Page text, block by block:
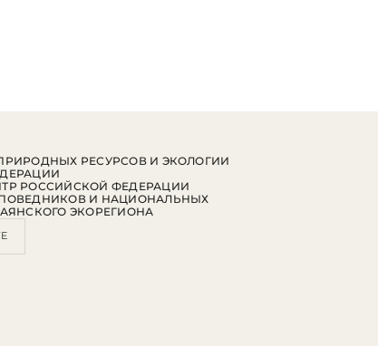
РЕСУРСОВ И ЭКОЛОГИИ
РОССИЙСКОЙ ФЕДЕРАЦИИ
И НАЦИОНАЛЬНЫХ
ЭКОРЕГИОНА